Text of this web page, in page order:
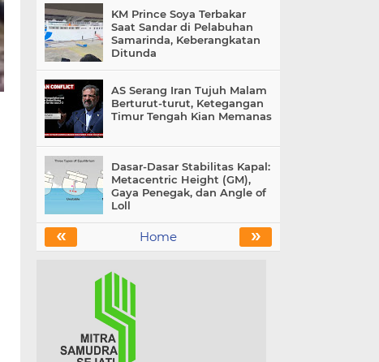
KM Prince Soya Terbakar
Saat Sandar di Pelabuhan
Samarinda, Keberangkatan
Ditunda
AS Serang Iran Tujuh Malam
Berturut-turut, Ketegangan
Timur Tengah Kian Memanas
Dasar-Dasar Stabilitas Kapal:
Metacentric Height (GM),
Gaya Penegak, dan Angle of
Loll
« »
Home